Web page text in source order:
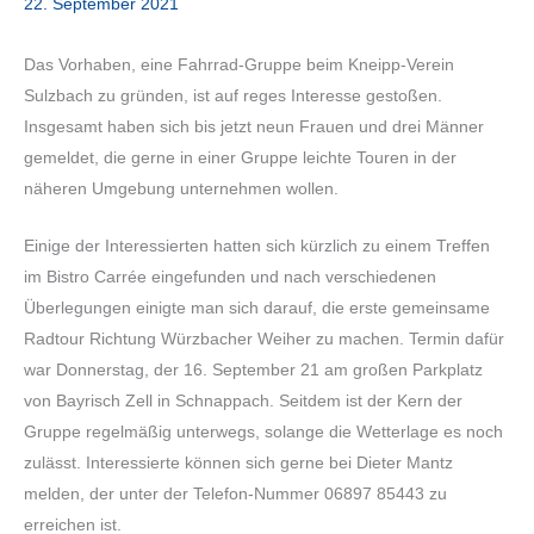
Das Vorhaben, eine Fahrrad-Gruppe beim Kneipp-Verein
Sulzbach zu gründen, ist auf reges Interesse gestoßen.
Insgesamt haben sich bis jetzt neun Frauen und drei Männer
gemeldet, die gerne in einer Gruppe leichte Touren in der
näheren Umgebung unternehmen wollen.
Einige der Interessierten hatten sich kürzlich zu einem Treffen
im Bistro Carrée eingefunden und nach verschiedenen
Überlegungen einigte man sich darauf, die erste gemeinsame
Radtour Richtung Würzbacher Weiher zu machen. Termin dafür
war Donnerstag, der 16. September 21 am großen Parkplatz
von Bayrisch Zell in Schnappach. Seitdem ist der Kern der
Gruppe regelmäßig unterwegs, solange die Wetterlage es noch
zulässt. Interessierte können sich gerne bei Dieter Mantz
melden, der unter der Telefon-Nummer 06897 85443 zu
erreichen ist.